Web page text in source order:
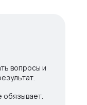
вопросы и
обязывает.